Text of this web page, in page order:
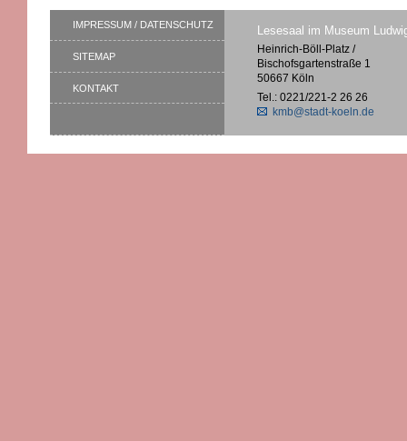
IMPRESSUM / DATENSCHUTZ
SITEMAP
KONTAKT
Lesesaal im Museum
Heinrich-Böll-Platz /
Bischofsgartenstraße 1
50667 Köln
Tel.: 0221/221-2 26 26
kmb@stadt-koeln.de